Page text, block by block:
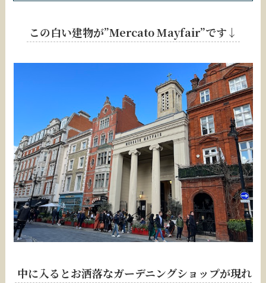
この白い建物が”Mercato Mayfair”です↓
中に入るとお洒落なガーデニングショップが現れ